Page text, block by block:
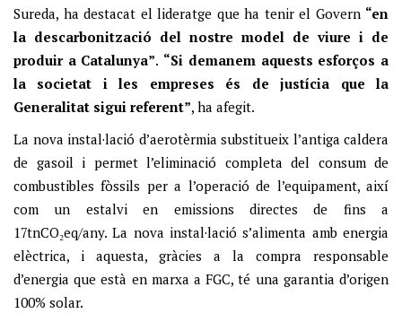
Sureda, ha destacat el lideratge que ha tenir el Govern “en
la descarbonització del nostre model de viure i de
produir a Catalunya”. “Si demanem aquests esforços a
la societat i les empreses és de justícia que la
Generalitat sigui referent”, ha afegit.
La nova instal·lació d’aerotèrmia substitueix l’antiga caldera
de gasoil i permet l’eliminació completa del consum de
combustibles fòssils per a l’operació de l’equipament, així
com un estalvi en emissions directes de fins a
17tnCO₂eq/any. La nova instal·lació s’alimenta amb energia
elèctrica, i aquesta, gràcies a la compra responsable
d’energia que està en marxa a FGC, té una garantia d’origen
100% solar.